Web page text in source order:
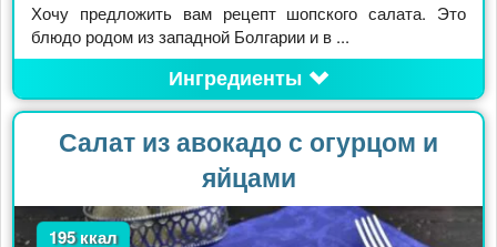
Хочу предложить вам рецепт шопского салата. Это
блюдо родом из западной Болгарии и в ...
Ингредиенты
Салат из авокадо с огурцом и
яйцами
195 ккал